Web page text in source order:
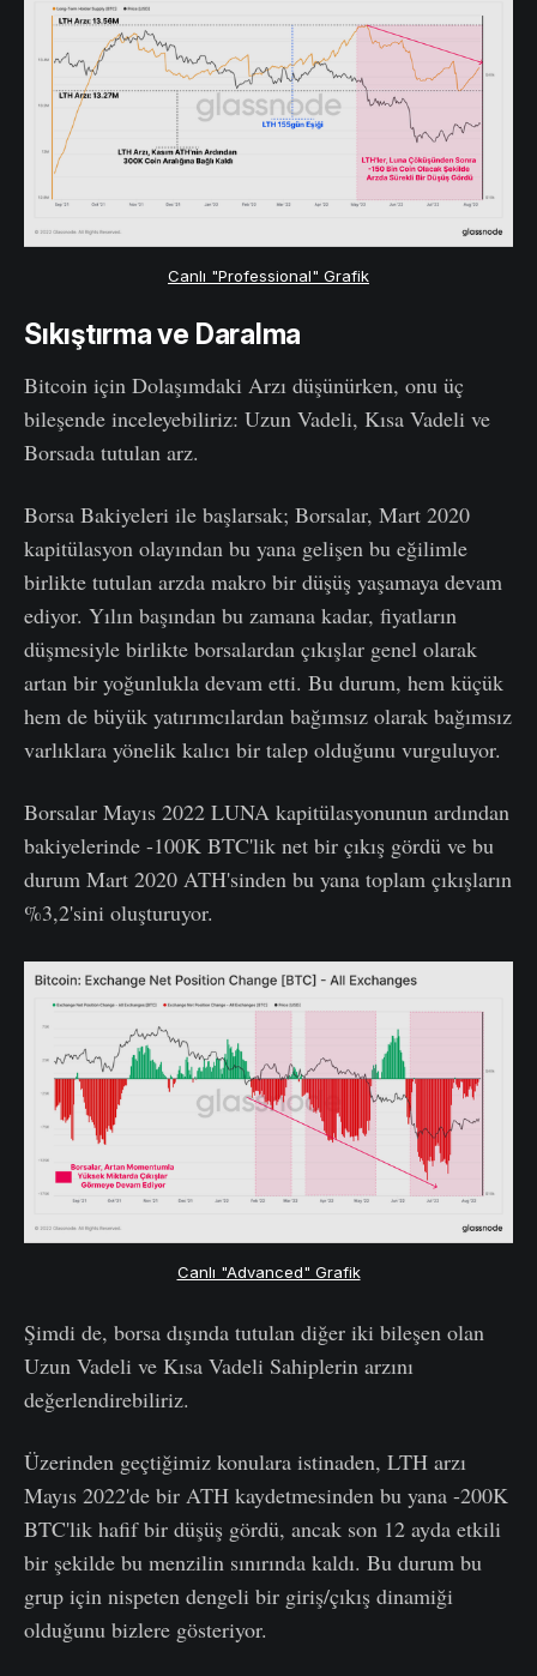
Canlı "Professional" Grafik
Sıkıştırma ve Daralma
Bitcoin için Dolaşımdaki Arzı düşünürken, onu üç
bileşende inceleyebiliriz: Uzun Vadeli, Kısa Vadeli ve
Borsada tutulan arz.
Borsa Bakiyeleri ile başlarsak; Borsalar, Mart 2020
kapitülasyon olayından bu yana gelişen bu eğilimle
birlikte tutulan arzda makro bir düşüş yaşamaya devam
ediyor. Yılın başından bu zamana kadar, fiyatların
düşmesiyle birlikte borsalardan çıkışlar genel olarak
artan bir yoğunlukla devam etti. Bu durum, hem küçük
hem de büyük yatırımcılardan bağımsız olarak bağımsız
varlıklara yönelik kalıcı bir talep olduğunu vurguluyor.
Borsalar Mayıs 2022 LUNA kapitülasyonunun ardından
bakiyelerinde -100K BTC'lik net bir çıkış gördü ve bu
durum Mart 2020 ATH'sinden bu yana toplam çıkışların
%3,2'sini oluşturuyor.
Canlı "Advanced" Grafik
Şimdi de, borsa dışında tutulan diğer iki bileşen olan
Uzun Vadeli ve Kısa Vadeli Sahiplerin arzını
değerlendirebiliriz.
Üzerinden geçtiğimiz konulara istinaden, LTH arzı
Mayıs 2022'de bir ATH kaydetmesinden bu yana -200K
BTC'lik hafif bir düşüş gördü, ancak son 12 ayda etkili
bir şekilde bu menzilin sınırında kaldı. Bu durum bu
grup için nispeten dengeli bir giriş/çıkış dinamiği
olduğunu bizlere gösteriyor.